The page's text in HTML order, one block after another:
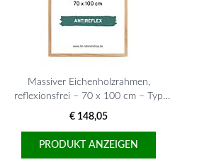
Massiver Eichenholzrahmen,
reflexionsfrei – 70 x 100 cm – Typ
851
€ 148,05
PRODUKT ANZEIGEN